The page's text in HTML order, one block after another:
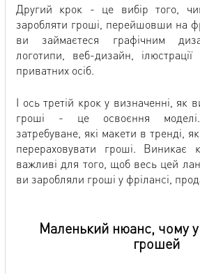
Другий крок - це вибір того,
заробляти гроші, перейшовши на
ви займаєтеся графічним
логотипи, веб-дизайн,
приватних осіб.
І ось третій крок у визначенні, як
гроші - це освоєння
затребуване, які макети в тренді,
перераховувати гроші. Виникає
важливі для того, щоб весь цей
ви заробляли гроші у фрілансі,
Маленький нюанс, чому
грошей